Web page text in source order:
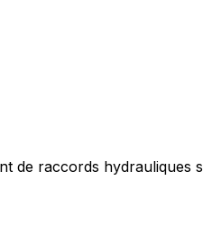
de raccords hydrauliques